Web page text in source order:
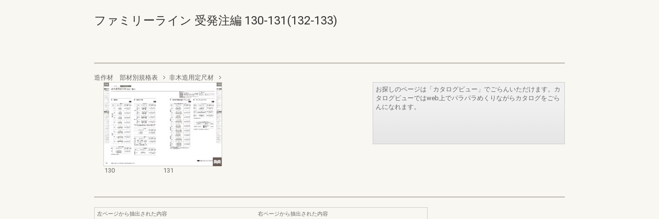
ファミリーライン 受発注編 130-131(132-133)
造作材 部材別規格表 非木造用定尺材
130 131
お探しのページは「カタログビュー」でごらんいただけます。カ
タログビューではweb上でパラパラめくりながらカタログをごら
んになれます。
左ページから抽出された内容
右ページから抽出された内容